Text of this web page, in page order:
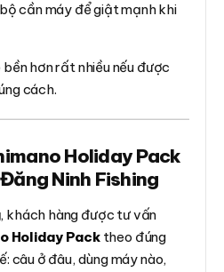
cần máy để giật mạnh khi
hơn rất nhiều nếu được
cách.
Holiday Pack
Ninh Fishing
, khách hàng được tư vấn
Holiday Packtheo đúng
câu ở đâu, dùng máy nào,